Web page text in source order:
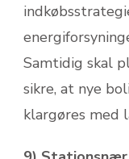
Samtidig skal
sikre, at nye
klargøres med